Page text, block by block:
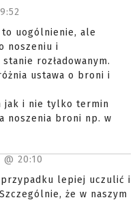
uogólnienie, ale
noszeniu i
rozładowanym.
ustawa o broni i
jak i nie tylko termin
noszenia broni np. w
@ 20:10
lepiej uczulić i
że w naszym